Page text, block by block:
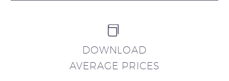


DOWNLOAD
AVERAGE PRICES